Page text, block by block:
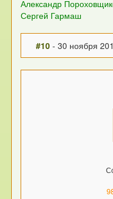
Александр
Сергей Гармаш
#10 - 30 ноября